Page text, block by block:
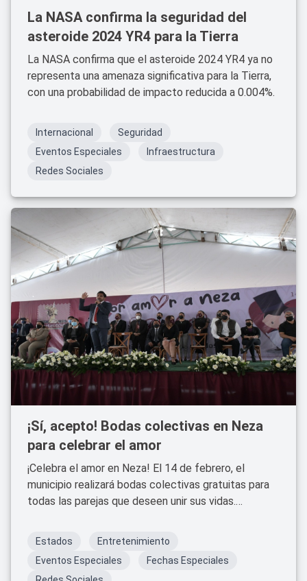
La NASA confirma la seguridad del
asteroide 2024 YR4 para la Tierra
La NASA confirma que el asteroide 2024 YR4 ya no
representa una amenaza significativa para la Tierra,
con una probabilidad de impacto reducida a 0.004%.
Internacional
Seguridad
Eventos Especiales
Infraestructura
Redes Sociales
¡Sí, acepto! Bodas colectivas en Neza
para celebrar el amor
¡Celebra el amor en Neza! El 14 de febrero, el
municipio realizará bodas colectivas gratuitas para
todas las parejas que deseen unir sus vidas.
Estados
Entretenimiento
Eventos Especiales
Fechas Especiales